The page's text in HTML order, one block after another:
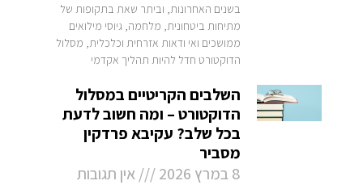
בשנים האחרונות, וביתר שאת בתקופות של
מתיחות ביטחונית, מלחמה, גיוסי מילואים
ממושכים ואי ודאות אזרחית וכלכלית, מסלול
הדוקטורט חדל להיות תהליך אקדמי
השלבים הקריטיים במסלול
הדוקטורט – ומה חשוב לדעת
בכל שלב? עקיבא פרדקין
מסביר
8 במרץ 2026
אין תגובות